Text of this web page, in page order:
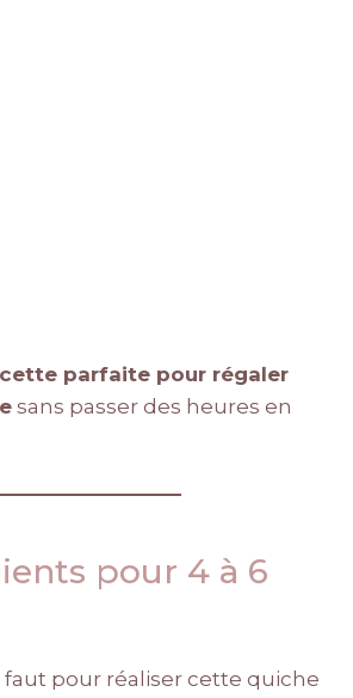
parfaite pour régaler
sans passer des heures en
pour 4 à 6
faut pour réaliser cette quiche